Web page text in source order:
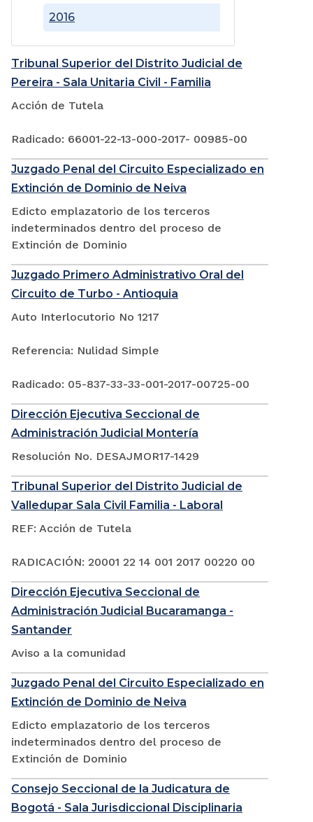
2016
Tribunal Superior del Distrito Judicial de
Pereira - Sala Unitaria Civil - Familia
Acción de Tutela
Radicado: 66001-22-13-000-2017- 00985-00
Juzgado Penal del Circuito Especializado en
Extinción de Dominio de Neiva
Edicto emplazatorio de los terceros
indeterminados dentro del proceso de
Extinción de Dominio
Juzgado Primero Administrativo Oral del
Circuito de Turbo - Antioquia
Auto Interlocutorio No 1217
Referencia: Nulidad Simple
Radicado: 05-837-33-33-001-2017-00725-00
Dirección Ejecutiva Seccional de
Administración Judicial Montería
Resolución No. DESAJMOR17-1429
Tribunal Superior del Distrito Judicial de
Valledupar Sala Civil Familia - Laboral
REF: Acción de Tutela
RADICACIÓN: 20001 22 14 001 2017 00220 00
Dirección Ejecutiva Seccional de
Administración Judicial Bucaramanga -
Santander
Aviso a la comunidad
Juzgado Penal del Circuito Especializado en
Extinción de Dominio de Neiva
Edicto emplazatorio de los terceros
indeterminados dentro del proceso de
Extinción de Dominio
Consejo Seccional de la Judicatura de
Bogotá - Sala Jurisdiccional Disciplinaria